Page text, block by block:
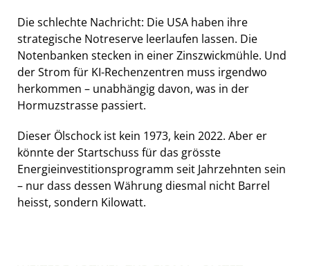
Die schlechte Nachricht: Die USA haben ihre
strategische Notreserve leerlaufen lassen. Die
Notenbanken stecken in einer Zinszwickmühle. Und
der Strom für KI-Rechenzentren muss irgendwo
herkommen – unabhängig davon, was in der
Hormuzstrasse passiert.
Dieser Ölschock ist kein 1973, kein 2022. Aber er
könnte der Startschuss für das grösste
Energieinvestitionsprogramm seit Jahrzehnten sein
– nur dass dessen Währung diesmal nicht Barrel
heisst, sondern Kilowatt.